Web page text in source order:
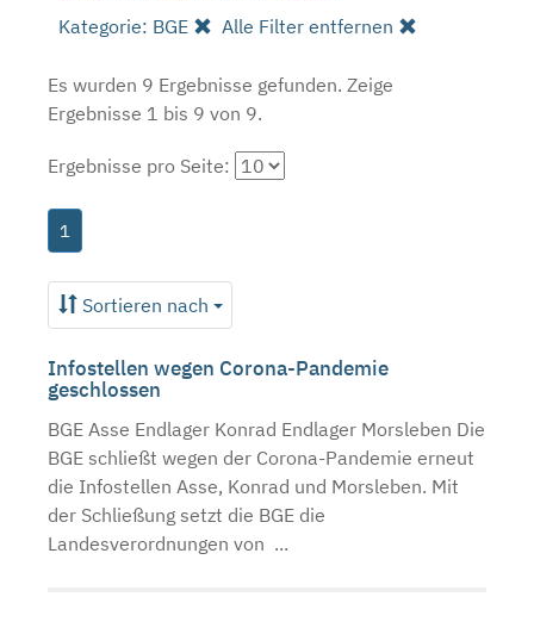
Kategorie: BGE
Alle Filter entfernen
Es wurden 9 Ergebnisse gefunden. Zeige
Ergebnisse 1 bis 9 von 9.
Ergebnisse pro Seite:
1
Sortieren nach
Infostellen wegen Corona-Pandemie
geschlossen
BGE Asse Endlager Konrad Endlager Morsleben Die
BGE schließt wegen der Corona-Pandemie erneut
die Infostellen Asse, Konrad und Morsleben. Mit
der Schließung setzt die BGE die
Landesverordnungen von ...